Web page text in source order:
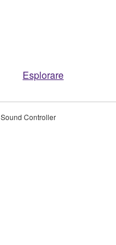
Esplorare
Sound Controller